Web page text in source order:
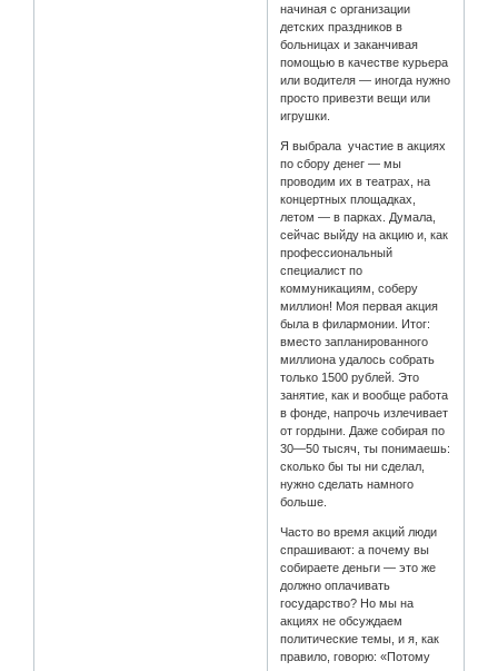
начиная с организации
детских праздников в
больницах и заканчивая
помощью в качестве курьера
или водителя — иногда нужно
просто привезти вещи или
игрушки.
Я выбрала участие в акциях
по сбору денег — мы
проводим их в театрах, на
концертных площадках,
летом — в парках. Думала,
сейчас выйду на акцию и, как
профессиональный
специалист по
коммуникациям, соберу
миллион! Моя первая акция
была в филармонии. Итог:
вместо запланированного
миллиона удалось собрать
только 1500 рублей. Это
занятие, как и вообще работа
в фонде, напрочь излечивает
от гордыни. Даже собирая по
30—50 тысяч, ты понимаешь:
сколько бы ты ни сделал,
нужно сделать намного
больше.
Часто во время акций люди
спрашивают: а почему вы
собираете деньги — это же
должно оплачивать
государство? Но мы на
акциях не обсуждаем
политические темы, и я, как
правило, говорю: «Потому